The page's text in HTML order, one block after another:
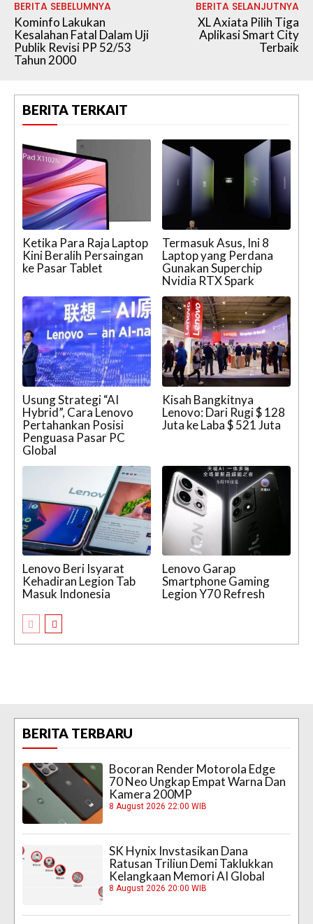
BERITA SEBELUMNYA
Kominfo Lakukan
Kesalahan Fatal Dalam Uji
Publik Revisi PP 52/53
Tahun 2000
BERITA SELANJUTNYA
XL Axiata Pilih Tiga
Aplikasi Smart City
Terbaik
BERITA TERKAIT
Ketika Para Raja Laptop
Kini Beralih Persaingan
ke Pasar Tablet
Termasuk Asus, Ini 8
Laptop yang Perdana
Gunakan Superchip
Nvidia RTX Spark
Usung Strategi “AI
Hybrid”, Cara Lenovo
Pertahankan Posisi
Penguasa Pasar PC
Global
Kisah Bangkitnya
Lenovo: Dari Rugi $ 128
Juta ke Laba $ 521 Juta
Lenovo Beri Isyarat
Kehadiran Legion Tab
Masuk Indonesia
Lenovo Garap
Smartphone Gaming
Legion Y70 Refresh
BERITA TERBARU
Bocoran Render Motorola Edge
70 Neo Ungkap Empat Warna Dan
Kamera 200MP
8 August 2026 22:00 WIB
SK Hynix Invstasikan Dana
Ratusan Triliun Demi Taklukkan
Kelangkaan Memori AI Global
8 August 2026 20:00 WIB